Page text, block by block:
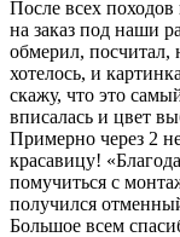
После всех
на заказ под наши
обмерил, посчитал,
хотелось, и
скажу, что это
вписалась и цвет
Примерно через 2
красавицу!
помучиться с
получился
Большое всем